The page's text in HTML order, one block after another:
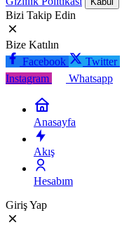
Bizi Takip Edin
Bize Katılın
Facebook
Twitter
Instagram
Whatsapp
Anasayfa
Akış
Hesabım
Giriş Yap